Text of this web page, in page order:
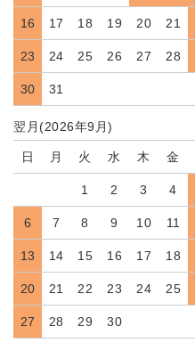
16 17 18 19 20 21
23 24 25 26 27 28
30 31
翌月(2026年9月)
日 月 火 水 木 金
1 2 3 4
6 7 8 9 10 11
13 14 15 16 17 18
20 21 22 23 24 25
27 28 29 30